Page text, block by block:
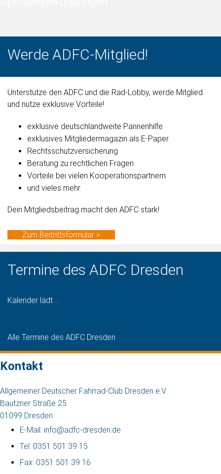
Werde ADFC-Mitglied!
Unterstütze den ADFC und die Rad-Lobby, werde Mitglied
und nutze exklusive Vorteile!
exklusive deutschlandweite Pannenhilfe
exklusives Mitgliedermagazin als E-Paper
Rechtsschutzversicherung
Beratung zu rechtlichen Fragen
Vorteile bei vielen Kooperationspartnern
und vieles mehr
Dein Mitgliedsbeitrag macht den ADFC stark!
Zum Beitrittsformular >
Termine des ADFC Dresden
Kalender lädt ...
Alle Termine des ADFC Dresden
Kontakt
Allgemeiner Deutscher Fahrrad-Club Dresden e.V.
Bautzner Straße 25
01099 Dresden
E-Mail: info@adfc-dresden.de
Tel: 0351 501 39 15
Fax: 0351 501 39 16